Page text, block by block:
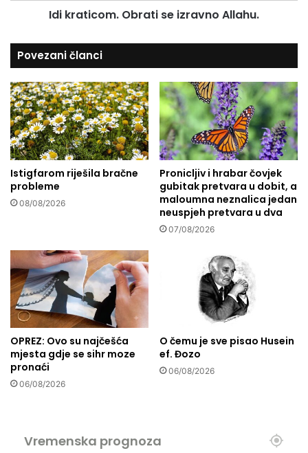
h
.
b
r
a
t
i
s
e
i
z
r
o
A
l
l
a
h
u
.
Idi kraticom. Obrati se izravno Allahu.
Povezani članci
Istigfarom riješila bračne
probleme
08/08/2026
Pronicljiv i hrabar čovjek
gubitak pretvara u dobit, a
maloumna neznalica jedan
neuspjeh pretvara u dva
07/08/2026
OPREZ: Ovo su najčešća
mjesta gdje se sihr moze
pronaći
06/08/2026
O čemu je sve pisao Husein
ef. Đozo
06/08/2026
Vremenska prognoza